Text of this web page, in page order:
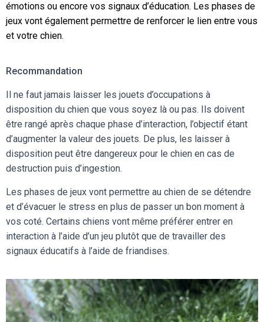
émotions ou encore vos signaux d’éducation. Les phases de
jeux vont également permettre de renforcer le lien entre vous
et votre chien.
Recommandation
Il ne faut jamais laisser les jouets d’occupations à
disposition du chien que vous soyez là ou pas. Ils doivent
être rangé après chaque phase d’interaction, l’objectif étant
d’augmenter la valeur des jouets. De plus, les laisser à
disposition peut être dangereux pour le chien en cas de
destruction puis d’ingestion.
Les phases de jeux vont permettre au chien de se détendre
et d’évacuer le stress en plus de passer un bon moment à
vos coté. Certains chiens vont même préférer entrer en
interaction à l’aide d’un jeu plutôt que de travailler des
signaux éducatifs à l’aide de friandises.